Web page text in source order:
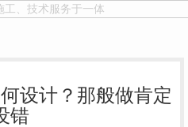
工、技术服务于一体
设计？那般做肯定
错